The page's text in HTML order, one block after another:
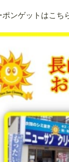
ポンゲットはこち